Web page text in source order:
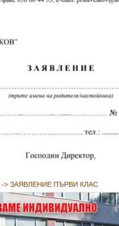
-> ЗАЯВЛЕНИЕ ПЪРВИ КЛАС